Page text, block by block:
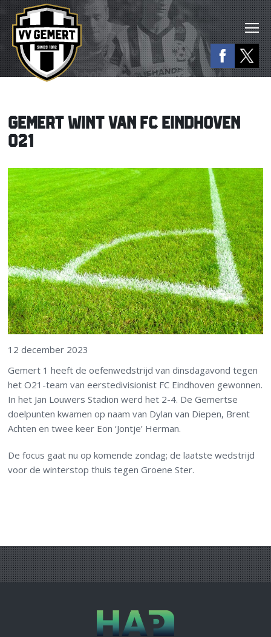
GEMERT WINT VAN FC EINDHOVEN
O21
12 december 2023
Gemert 1 heeft de oefenwedstrijd van dinsdagavond tegen
het O21-team van eerstedivisionist FC Eindhoven gewonnen.
In het Jan Louwers Stadion werd het 2-4. De Gemertse
doelpunten kwamen op naam van Dylan van Diepen, Brent
Achten en twee keer Eon ‘Jontje’ Herman.
De focus gaat nu op komende zondag; de laatste wedstrijd
voor de winterstop thuis tegen Groene Ster.